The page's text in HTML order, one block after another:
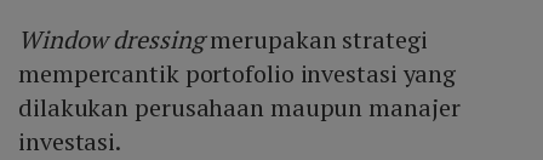
Window dressingmerupakan strategi
mempercantik portofolio investasi yang
dilakukan perusahaan maupun manajer
investasi.